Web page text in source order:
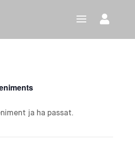
ja ha passat.